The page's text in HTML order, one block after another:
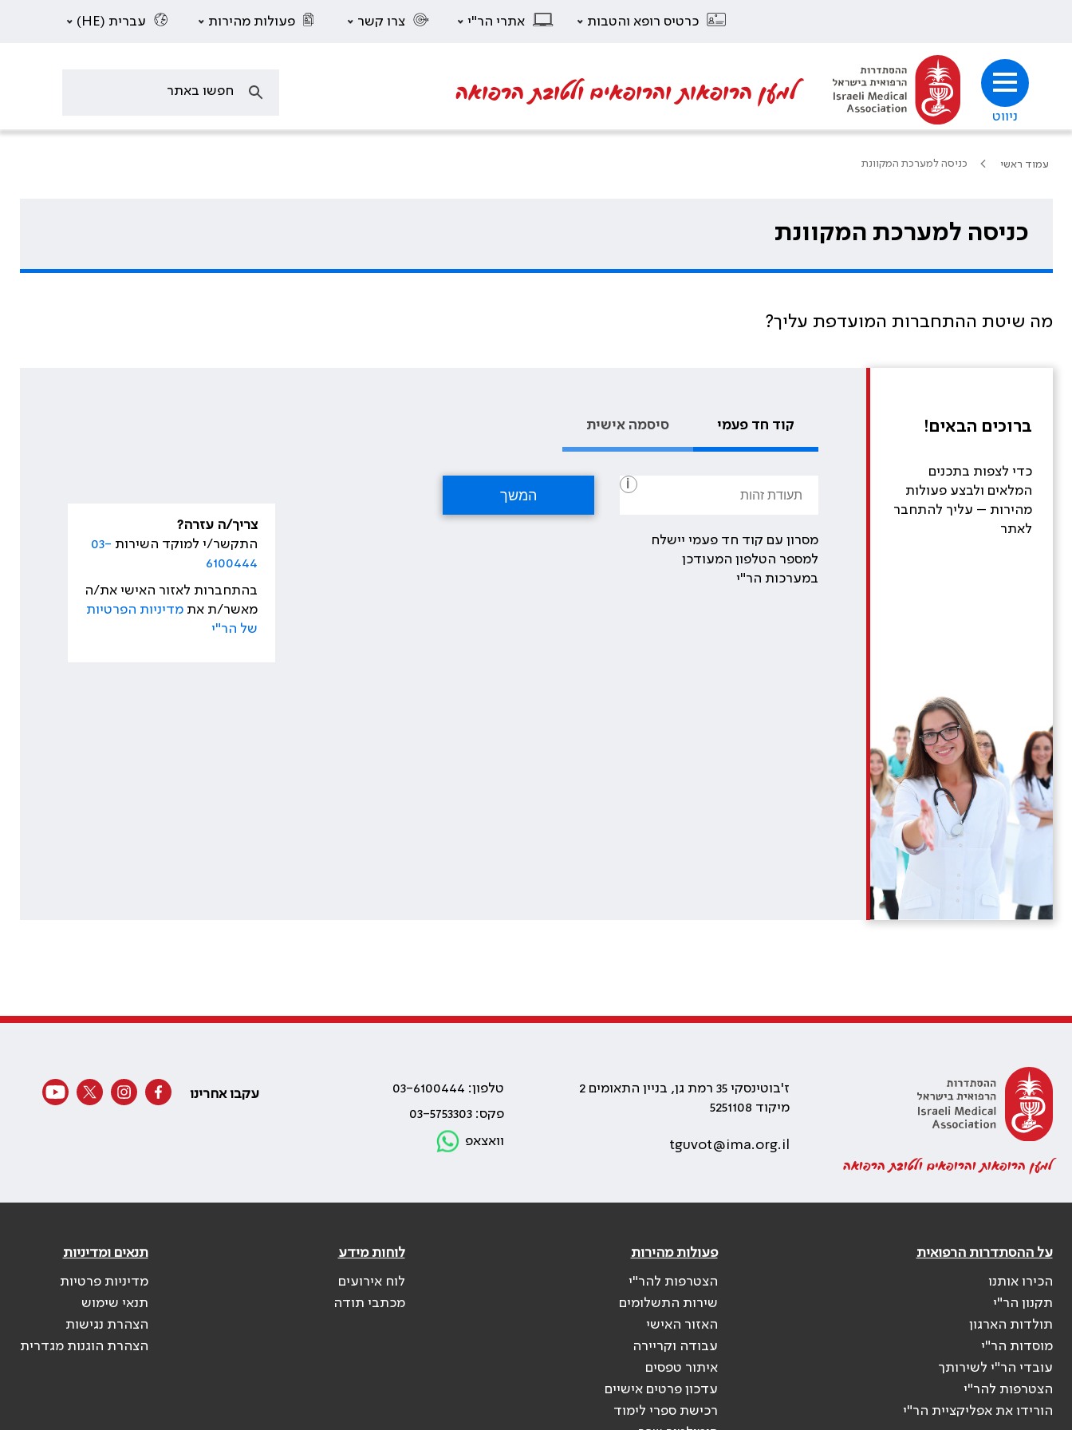
כרטיס רופא והטבות אתרי הר"י צרו קשר פעולות מהירות עברית (HE)
ניווט
למען הרופאות והרופאים ולטובת הרפואה
עמוד ראשי כניסה למערכת המקוונת
כניסה למערכת המקוונת
מה שיטת ההתחברות המועדפת עליך?
ברוכים הבאים!
כדי לצפות בתכנים
המלאים ולבצע פעולות
מהירות – עליך להתחבר
לאתר
קוד חד פעמי סיסמה אישית
i
מסרון עם קוד חד פעמי יישלח
למספר הטלפון המעודכן
במערכות הר"י
צריך/ה עזרה?
התקשר/י למוקד השירות 03-
6100444
בהתחברות לאזור האישי את/ה
מאשר/ת אתמדיניות הפרטיות
של הר"י
למען הרופאות והרופאים ולטובת הרפואה
ז'בוטינסקי 35 רמת גן, בניין התאומים 2
מיקוד 5251108
tguvot@ima.org.il
טלפון: 03-6100444
פקס: 03-5753303
וואצאפ
עקבו אחרינו
על ההסתדרות הרפואית
הכירו אותנו
תקנון הר"י
תולדות הארגון
מוסדות הר"י
עובדי הר"י לשירותך
הצטרפות להר"י
הורידו את אפליקציית הר"י
פעולות מהירות
הצטרפות להר"י
שירות התשלומים
האזור האישי
עבודה וקריירה
איתור טפסים
עדכון פרטים אישיים
רכישת ספרי לימוד
לוחות מידע
לוח אירועים
מכתבי תודה
תנאים ומדיניות
מדיניות פרטיות
תנאי שימוש
הצהרת נגישות
הצהרת הוגנות מגדרית